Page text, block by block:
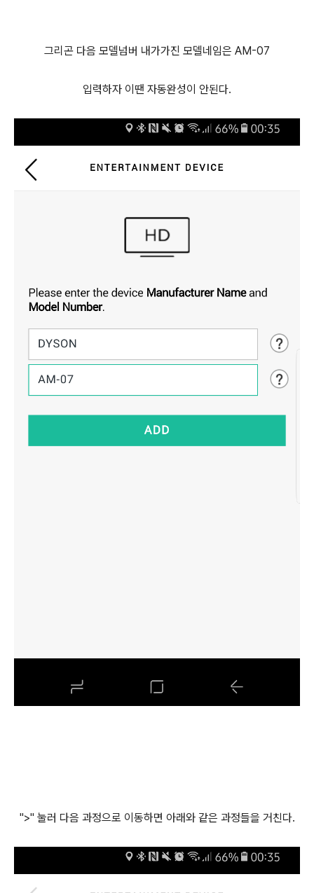
그리곤 다음 모델넘버 내가가진 모델네임은 AM-07
입력하자 이땐 자동완성이 안된다.
">" 눌러 다음 과정으로 이동하면 아래와 같은 과정들을 거친다.